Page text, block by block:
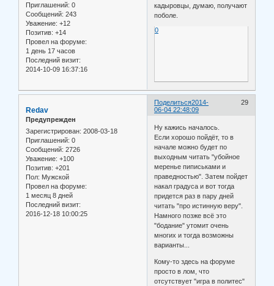
Приглашений: 0
Сообщений: 243
Уважение: +12
Позитив: +14
Провел на форуме:
1 день 17 часов
Последний визит:
2014-10-09 16:37:16
кадыровцы, думаю, получают
поболе.
0
Поделиться 29
2014-
06-04 22:48:09
Redav
Предупрежден
Зарегистрирован: 2008-03-18
Приглашений: 0
Сообщений: 2726
Уважение: +100
Позитив: +201
Пол: Мужской
Провел на форуме:
1 месяц 8 дней
Последний визит:
2016-12-18 10:00:25
Ну кажись началось.
Если хорошо пойдёт, то в
начале можно будет по
выходным читать "убойное
меренье пиписьками и
праведностью". Затем пойдет
накал градуса и вот тогда
придется раз в пару дней
читать "про истинную веру".
Намного позже всё это
"бодание" утомит очень
многих и тогда возможны
варианты...
Кому-то здесь на форуме
просто в лом, что
отсутствует "игра в политес"